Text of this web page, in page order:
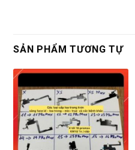
SẢN PHẨM TƯƠNG TỰ